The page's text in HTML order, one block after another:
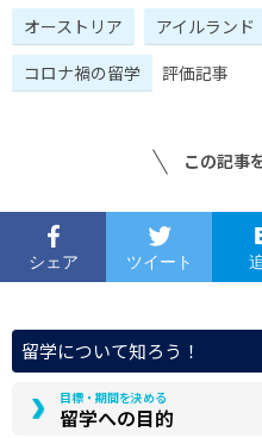
オーストリア
アイルランド
コロナ禍の留学
評価記事
この記事
シェア ツイート
留学について知ろう！
目標・期間を決める
留学への目的